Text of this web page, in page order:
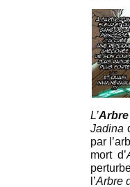
L’
Jadina
par
mort d’
l’Arbre